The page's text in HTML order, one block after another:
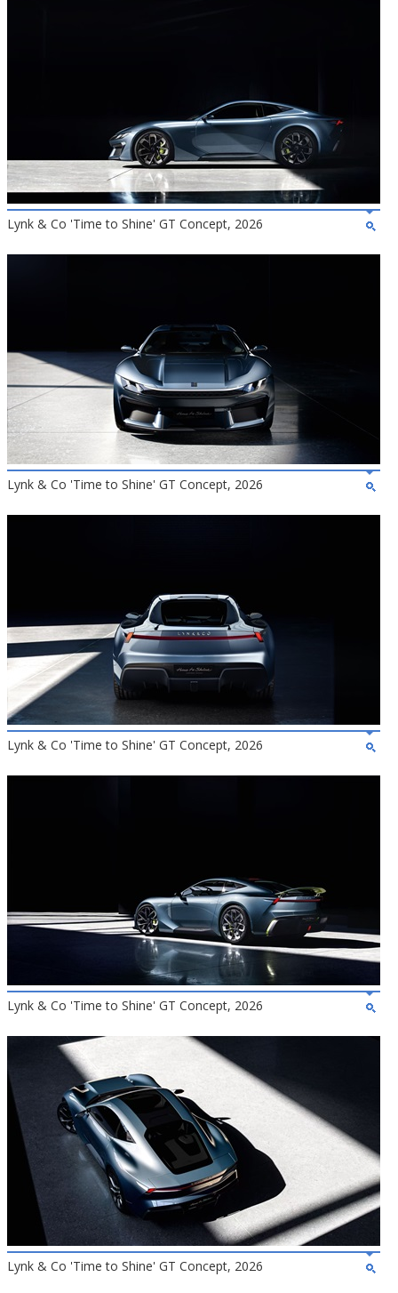
Lynk & Co 'Time to Shine' GT Concept, 2026
Lynk & Co 'Time to Shine' GT Concept, 2026
Lynk & Co 'Time to Shine' GT Concept, 2026
Lynk & Co 'Time to Shine' GT Concept, 2026
Lynk & Co 'Time to Shine' GT Concept, 2026